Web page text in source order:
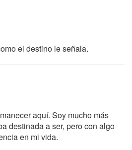
el destino le señala.
aquí. Soy mucho más
destinada a ser, pero con algo
en mi vida.